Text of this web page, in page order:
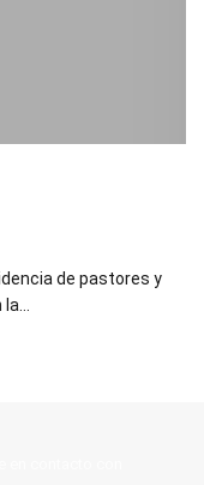
de pastores y